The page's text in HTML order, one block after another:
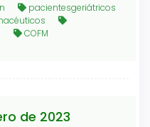
pacientesgeriátricos
COFM
de 2023